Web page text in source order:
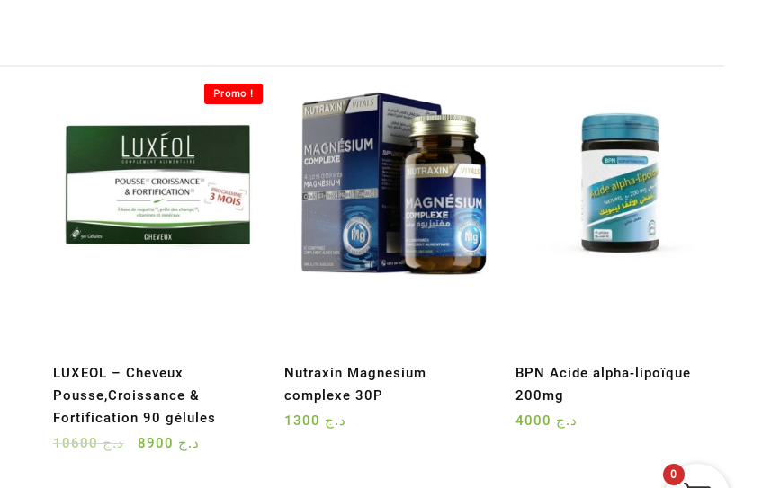
Promo !
LUXEOL – Cheveux
Pousse,Croissance &
Fortification 90 gélules
د.ج10600
Le
د.ج
Nutraxin Magnesium
complexe 30P
د.ج
BPN Acide alpha-lipoïque
200mg
د.ج
0